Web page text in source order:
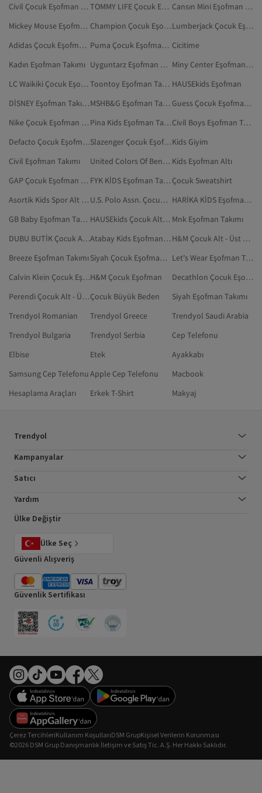
Civil Çocuk Eşofman Takımı
TOMMY LIFE Çocuk Eşofman Takımı
Cansın Mini Eşofman Takımı
Mickey Mouse Eşofman Takımı
Champion Çocuk Eşofman Takımı
Lumberjack Çocuk Eşofman Takımı
Adidas Çocuk Eşofman Takımı
Puma Çocuk Eşofman Takımı Cicitime
Kadın Eşofman Takımı
Uyguntarz Eşofman Takımı
Miny Center Eşofman Takımı
LC Waikiki Çocuk Eşofman Takımı
Toontoy Eşofman Takımı HAUSEkids Eşofman
DİSNEY Eşofman Takımı
MSHB&G Eşofman Takımı
Guess Çocuk Eşofman Takımı
Nike Çocuk Eşofman Takımı
Pina Kids Eşofman Takımı
Civil Boys Eşofman Takımı
Defacto Çocuk Eşofman Takımı
Slazenger Çocuk Eşofman TakımıKids Giyim
Civil Eşofman Takımı
United Colors Of Benetton Çocuk Eşofman Takımı Kids Eşofman Altı
GAP Çocuk Eşofman Takımı
FYK KİDS Eşofman Takımı Çocuk Sweatshirt
Asortik Kids Spor Alt - Üst Takım
U.S. Polo Assn. Çocuk Eşofman Takımı
HARİKA KİDS Eşofman Altı
GB Baby Eşofman Takımı
HAUSEkids Çocuk Alt - Üst Takım Mnk Eşofman Takımı
DUBU BUTİK Çocuk Alt - Üst Takım
Atabay Kids Eşofman Takımı
H&M Çocuk Alt - Üst Takım
Breeze Eşofman Takımı
Siyah Çocuk Eşofman Altı
Let's Wear Eşofman Takımı
Calvin Klein Çocuk Eşofman TakımıH&M Çocuk Eşofman
Decathlon Çocuk Eşofman Takımı
Perendi Çocuk Alt - Üst TakımÇocuk Büyük Beden
Siyah Eşofman Takımı
Trendyol Romanian
Trendyol Greece
Trendyol Saudi Arabia
Trendyol Bulgaria
Trendyol Serbia
Cep Telefonu
Elbise
Etek
Ayakkabı
Samsung Cep TelefonuApple Cep Telefonu
Macbook
Hesaplama Araçları
Erkek T-Shirt Makyaj
Trendyol
Kampanyalar
Satıcı
Yardım
Ülke Değiştir
Ülke Seç
Güvenli Alışveriş
Güvenlik Sertifikası
©2026 DSM Grup Danışmanlık İletişim ve Satış Tic. A.Ş. Her Hakkı Saklıdır.
Çerez TercihleriKullanım KoşullarıDSM GrupKişisel Verilerin Korunması